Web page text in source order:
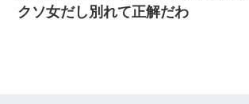
小2の頃、妹と昼寝してたら家が火事になって
クソ女だし別れて正解だわ